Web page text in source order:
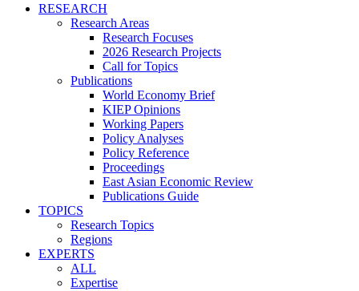
RESEARCH
Research Areas
Research Focuses
2026 Research Projects
Call for Topics
Publications
World Economy Brief
KIEP Opinions
Working Papers
Policy Analyses
Policy Reference
Proceedings
East Asian Economic Review
Publications Guide
TOPICS
Research Topics
Regions
EXPERTS
ALL
Expertise